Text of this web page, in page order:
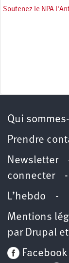
Soutenez le NPA
Qui
Prendre
connecter
L’hebdo -
Mentions
par Drupal et
Facebook